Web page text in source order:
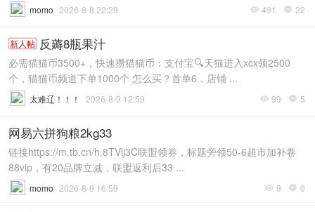
 491  22
momo 2026-8-8 22:29
新人帖 反薅8瓶果汁
必需猫猫币3500+，快速攒猫猫币：支付宝🔍天猫进入xcx领2500
个，猫猫币频道下单1000个 怎么买？首单6，店铺 ...
 99  5
太难辽！！！ 2026-8-9 12:59
网易六拼狗粮2kg33
链接https://m.tb.cn/h.8TVlj3C联盟领券，标题旁领50-6超市加补卷
88vip，有20品牌立减，联盟返利后33 ...
 9  0
momo 2026-8-9 16:59